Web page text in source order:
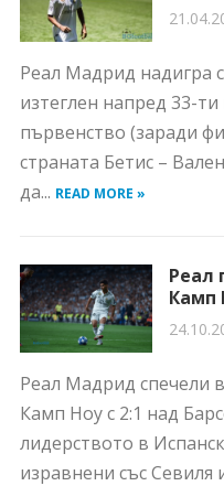
Реал Мадрид надигра
изтеглен напред 33-
първенство (заради
страната Бетис –
да... READ MORE »
Реал
Камп
Реал Мадрид спечели
Камп Ноу с 2:1 над
лидерството в
изравнени със Севиля